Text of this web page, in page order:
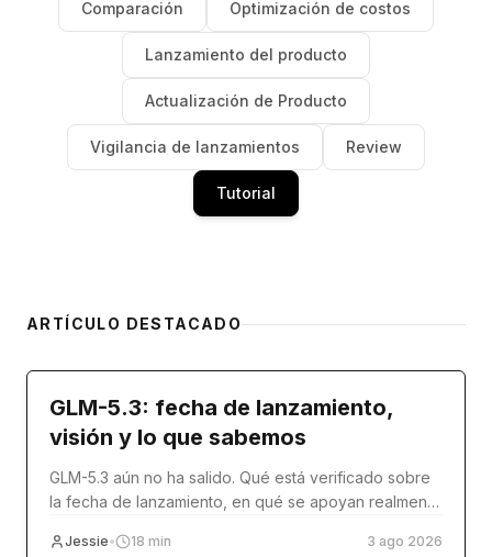
Comparación Optimización de costos
Lanzamiento del producto
Actualización de Producto
Vigilancia de lanzamientos Review
Tutorial
ARTÍCULO DESTACADO
GLM-5.3: fecha de lanzamiento,
visión y lo que sabemos
GLM-5.3 aún no ha salido. Qué está verificado sobre
la fecha de lanzamiento, en qué se apoyan realmente
Jessie• 18 min 3 ago 2026